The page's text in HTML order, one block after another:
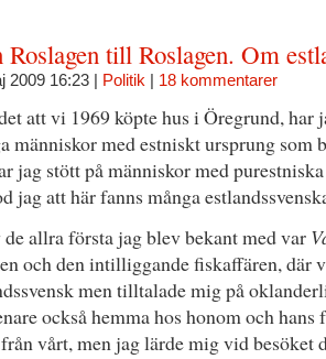
Roslagen till Roslagen. Om
2009 16:23 | Politik | 18 kommentarer
att vi 1969 köpte hus i Öregrund, har
människor med estniskt ursprung som
jag stött på människor med
jag att här fanns många
de allra första jag blev bekant med var
och den intilliggande fiskaffären, där
men tilltalade mig på
också hemma hos honom och
vårt, men jag lärde mig vid besöket